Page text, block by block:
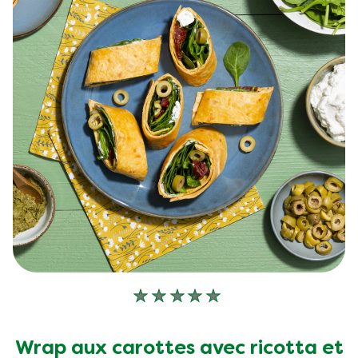
Aucune
soumise
Wrap aux carottes avec ricotta et